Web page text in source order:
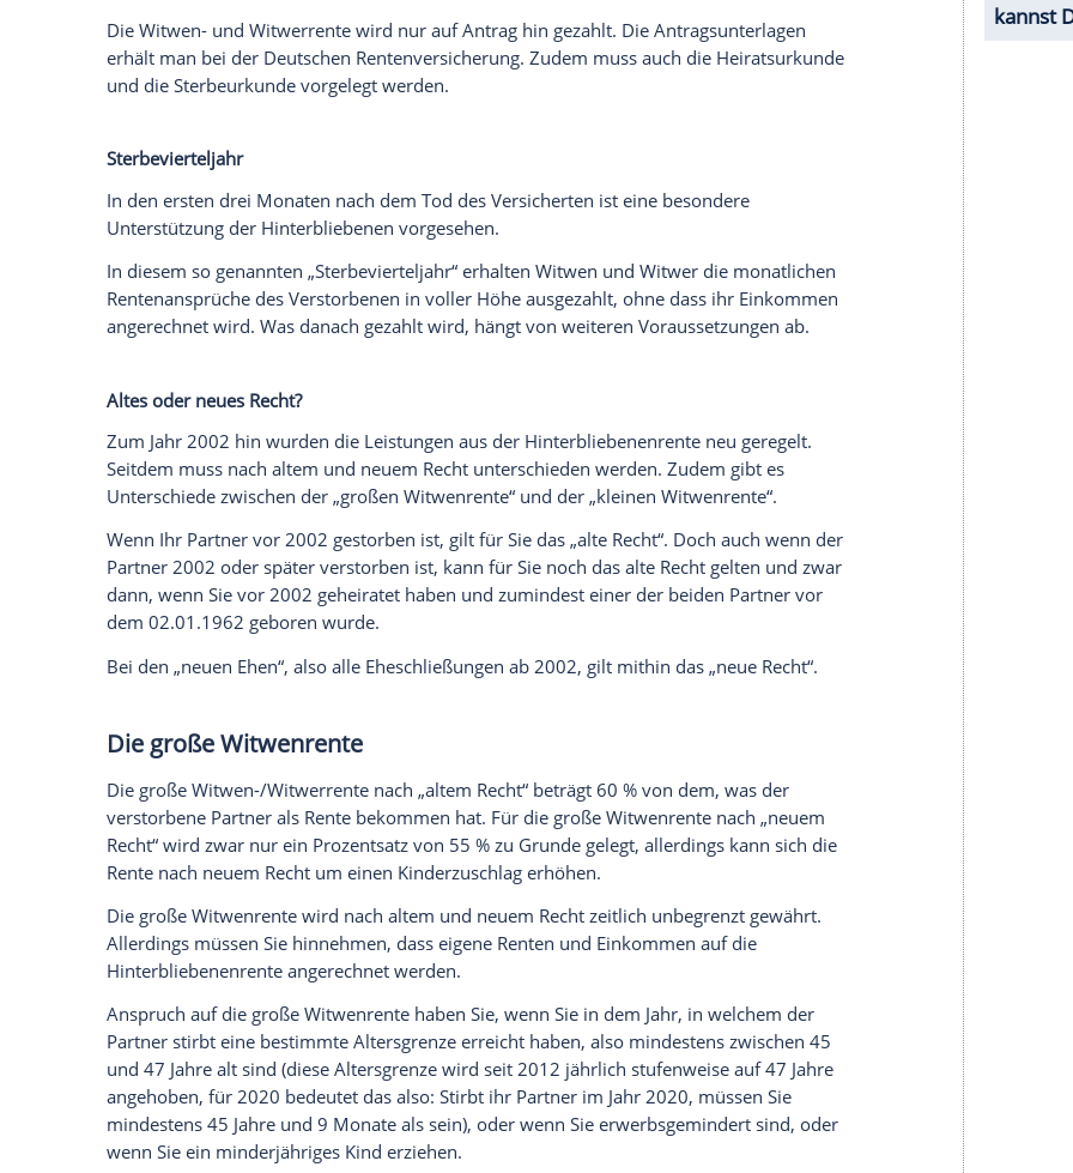
Ich bin damit einverstanden, dass mir externe Inhalte angezeigt werden. Damit können personenbezogene
Daten an Drittplattformen übermittelt werden.
Hinterbliebene selbst bei der deutschen
erwirtschaftet hat, sondern es
.ansprüche der Verstorbene bei der deutschen
Rentenversicherungerworben hat.
Daher können auch Witwen und Witwer Renteerhalten, die selbst niemals in die
gesetzlicheRentenversicherungeingezahlt haben, z.B. Beamte und Beamtinnen, deren
verstorbener Partner in der deutschenRentenversicherungRentenansprüche erworben
Antrag
Die Witwen- und Witwerrentewird nur auf Antrag hin gezahlt. Die Antragsunterlagen
erhält man bei der DeutschenRentenversicherung. Zudem muss auch die
Heiratsurkunde
und dieSterbeurkundevorgelegt werden.
Sterbevierteljahr
Unterstützung der Hinterbliebenen vorgesehen.
In diesem so genannten „Sterbevierteljahr“ erhalten Witwen und Witwer die monatlichen
Rentenansprüche des Verstorbenen in voller Höhe ausgezahlt, ohne dass ihr Einkommen
angerechnet wird. Was danach gezahlt wird, hängt von weiteren Voraussetzungen ab.
Altes oder neues Recht?
Zum Jahr 2002 hin wurden die Leistungen aus der Hinterbliebenenrente neu geregelt.
Seitdem muss nach altem und neuem Recht unterschieden werden. Zudem gibt es
Unterschiede zwischen der „großen Witwenrente“ und der „kleinen Witwenrente“.
Wenn Ihr Partner vor 2002 gestorben ist, gilt für Sie das „alte Recht“. Doch auch wenn der
Partner 2002 oder später verstorben ist, kann für Sie noch das alte Recht gelten und zwar